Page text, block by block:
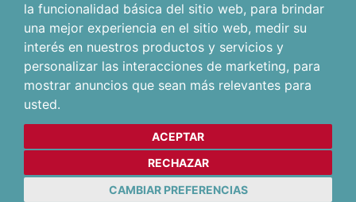
la funcionalidad básica del sitio web, para brindar
una mejor experiencia en el sitio web, medir su
interés en nuestros productos y servicios y
personalizar las interacciones de marketing, para
mostrar anuncios que sean más relevantes para
usted.
ACEPTAR
RECHAZAR
CAMBIAR PREFERENCIAS